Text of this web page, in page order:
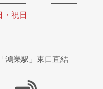
・祝日
鴻巣駅」東口直結